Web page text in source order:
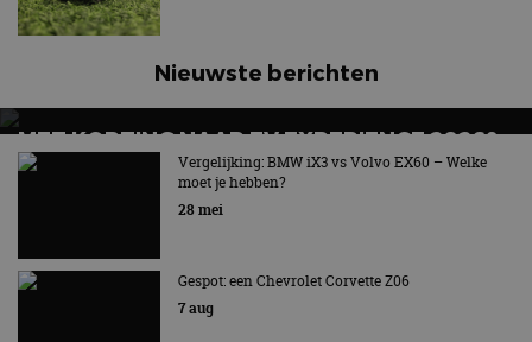
Nieuwste berichten
MET KORTING NAAR EV EXPERIENCE 2026?
AUTORAI REGELT HET!
EV Experience 2026 van 24 tot 26 september
Vergelijking: BMW iX3 vs Volvo EX60 – Welke
moet je hebben?
28 mei
Gespot: een Chevrolet Corvette Z06
7 aug